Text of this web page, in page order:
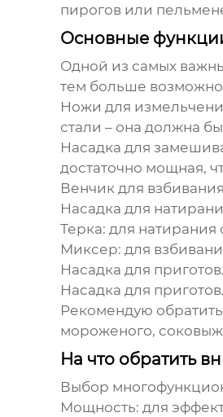
пирогов или
Основные
Одной из самых
тем больше
Ножи для
стали – она должна
Насадка для
достаточно мощная,
Венчик для
Насадка для
Терка: для натирания
Миксер: для
Насадка для
Насадка для
Рекомендую
мороженого,
На что обратить
Выбор
Мощность: для